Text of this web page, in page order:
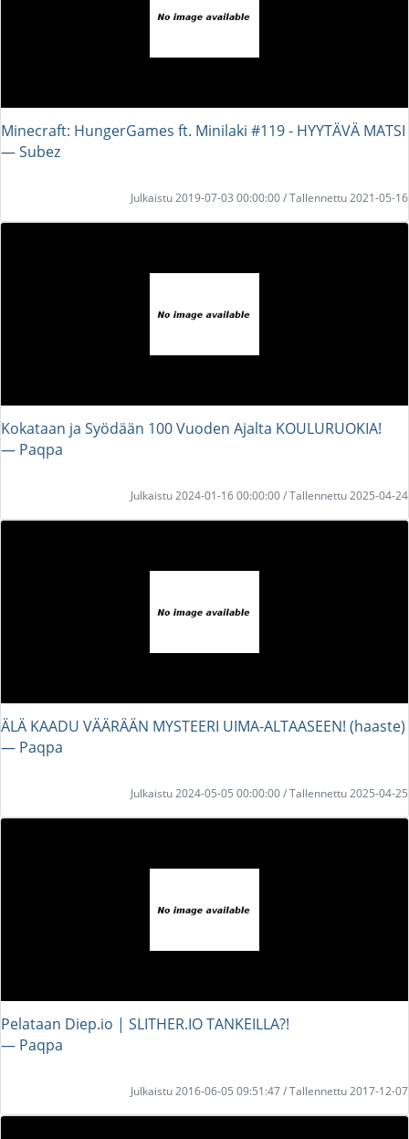
Minecraft: HungerGames ft. Minilaki #119 - HYYTÄVÄ MATSI
― Subez
Julkaistu 2019-07-03 00:00:00 / Tallennettu 2021-05-16
Kokataan ja Syödään 100 Vuoden Ajalta KOULURUOKIA!
― Paqpa
Julkaistu 2024-01-16 00:00:00 / Tallennettu 2025-04-24
ÄLÄ KAADU VÄÄRÄÄN MYSTEERI UIMA-ALTAASEEN! (haaste)
― Paqpa
Julkaistu 2024-05-05 00:00:00 / Tallennettu 2025-04-25
Pelataan Diep.io | SLITHER.IO TANKEILLA?!
― Paqpa
Julkaistu 2016-06-05 09:51:47 / Tallennettu 2017-12-07